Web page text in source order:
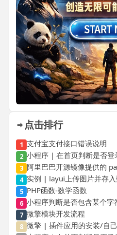
点击排行
1 支付宝支付接口错误说明
2 小程序 | 在首页判断是否登
3 阿里巴巴开源镜像提供的
4 实例 | layui上传图片并存
5 PHP函数-数学函数
6 小程序判断是否包含某个字
7 微擎模块开发流程
8 微擎 | 插件应用的安装/自